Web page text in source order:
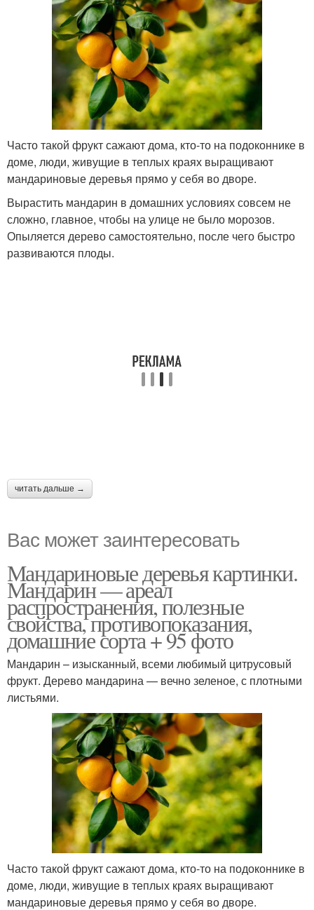
Часто такой фрукт сажают дома, кто-то на подоконнике в
доме, люди, живущие в теплых краях выращивают
мандариновые деревья прямо у себя во дворе.
Вырастить мандарин в домашних условиях совсем не
сложно, главное, чтобы на улице не было морозов.
Опыляется дерево самостоятельно, после чего быстро
развиваются плоды.
читать дальше →
Вас может заинтересовать
Мандариновые деревья картинки.
Мандарин — ареал
распространения, полезные
свойства, противопоказания,
домашние сорта + 95 фото
Мандарин – изысканный, всеми любимый цитрусовый
фрукт. Дерево мандарина — вечно зеленое, с плотными
листьями.
Часто такой фрукт сажают дома, кто-то на подоконнике в
доме, люди, живущие в теплых краях выращивают
мандариновые деревья прямо у себя во дворе.